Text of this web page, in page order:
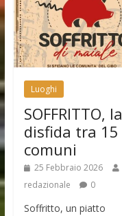
Luoghi
SOFFRITTO, la
disfida tra 15
comuni
25 Febbraio 2026
redazionale
0
Soffritto, un piatto